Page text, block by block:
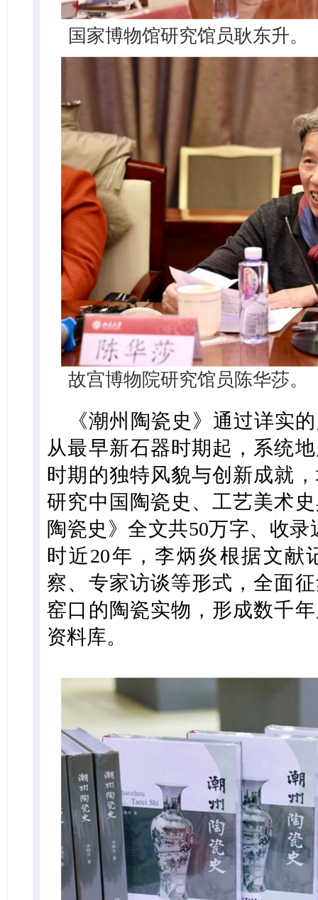
国家博物馆研究馆员耿东升。
故宫博物院研究馆员陈华莎。
《潮州陶瓷史》通过详实
从最早新石器时期起，系统
时期的独特风貌与创新成就
研究中国陶瓷史、工艺美术
陶瓷史》全文共50万字、收
时近20年，李炳炎根据文献
察、专家访谈等形式，全面
窑口的陶瓷实物，形成数千
资料库。